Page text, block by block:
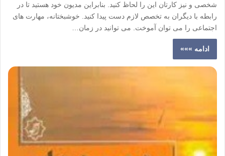
شخصی و نیز کارتان این را لحاظ کنید. بنابراین مدیون خود هستید تا در
رابطه با دیگران به تخصص لازم دست پیدا کنید. خوشبختانه، مهارت های
اجتماعی را می توان آموخت. می توانید در زمان…
ادامه »»»